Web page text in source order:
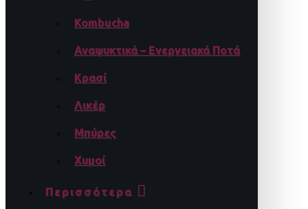
Kombucha
Αναψυκτικά – Ενεργειακά Ποτά
Κρασί
Λικέρ
Μπύρες
Χυμοί
Περισσότερα